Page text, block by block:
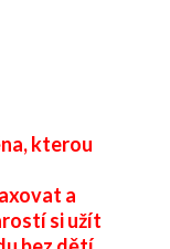
kterou
a
si užít